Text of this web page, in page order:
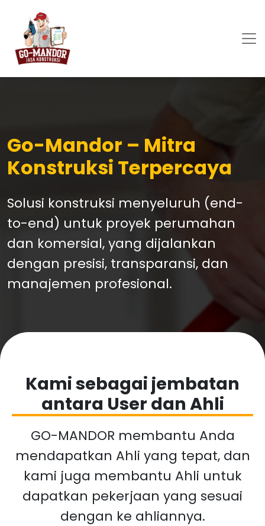
Go-Mandor – Mitra
Konstruksi Terpercaya
Solusi konstruksi menyeluruh (end-
to-end) untuk proyek perumahan
dan komersial, yang dijalankan
dengan presisi, transparansi, dan
manajemen profesional.
Kami sebagai jembatan
antara User dan Ahli
GO-MANDOR membantu Anda
mendapatkan Ahli yang tepat, dan
kami juga membantu Ahli untuk
dapatkan pekerjaan yang sesuai
dengan ke ahliannya.